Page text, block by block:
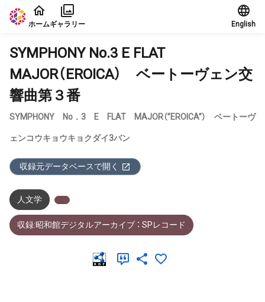
本文に飛ぶ
ホームギャラリー English
SYMPHONY No.3 E FLAT
MAJOR（EROICA） ベートーヴェン交
響曲第３番
SYMPHONY No．3 E FLAT MAJOR（”EROICA”） ベートーヴ
ェンコウキョウキョクダイ3バン
収録元データベースで開く
人文学
収録:昭和館デジタルアーカイブ ： SPレコード